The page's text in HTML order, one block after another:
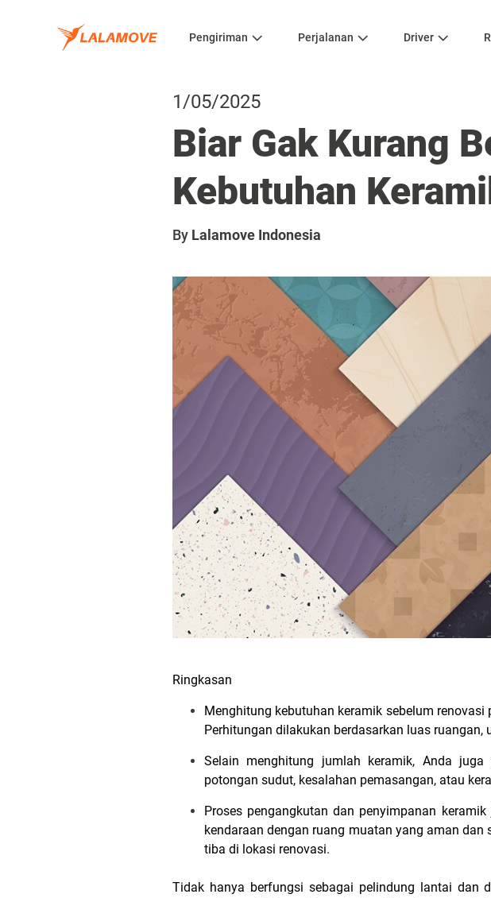
Pengiriman Perjalanan Driver
1/05/2025
Biar Gak Kurang
Kebutuhan
By Lalamove Indonesia
Ringkasan
Menghitung kebutuhan keramik sebelum
Perhitungan dilakukan berdasarkan luas
Selain menghitung jumlah keramik, Anda
potongan sudut, kesalahan pemasangan, atau
Proses pengangkutan dan penyimpanan
kendaraan dengan ruang muatan yang aman
tiba di lokasi renovasi.
Tidak hanya berfungsi sebagai pelindung lantai dan